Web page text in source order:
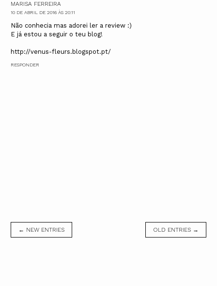
MARISA FERREIRA
10 DE ABRIL DE 2016 ÀS 20:11
Não conhecia mas adorei ler a review :)
E já estou a seguir o teu blog!
http://venus-fleurs.blogspot.pt/
RESPONDER
← NEW ENTRIES OLD ENTRIES →